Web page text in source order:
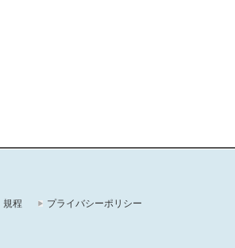
規程 プライバシーポリシー